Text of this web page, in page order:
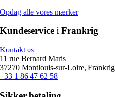
Opdag alle vores mærker
Kundeservice i Frankrig
Kontakt os
11 rue Bernard Maris
37270 Montlouis-sur-Loire, Frankrig
+33 1 86 47 62 58